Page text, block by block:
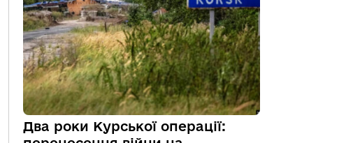
Два роки Курської операції: